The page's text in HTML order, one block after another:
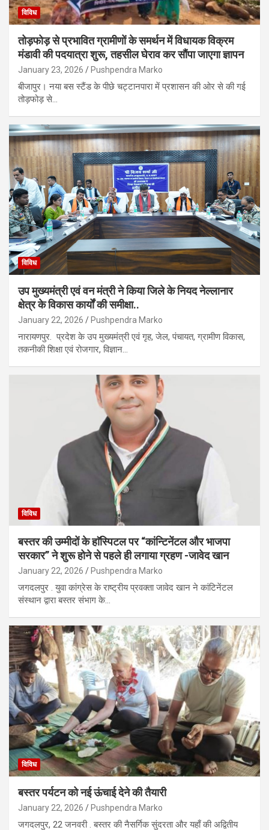
विविध
तोड़फोड़ से प्रभावित ग्रामीणों के समर्थन में विधायक विक्रम
मंडावी की पदयात्रा शुरू, तहसील घेराव कर सौंपा जाएगा ज्ञापन
January 23, 2026 Pushpendra Marko
बीजापुर। नया बस स्टैंड के पीछे चट्टानपारा में प्रशासन की ओर से की गई
तोड़फोड़ से…
विविध
उप मुख्यमंत्री एवं वन मंत्री ने किया जिले के नियद नेल्लानार
क्षेत्र के विकास कार्यों की समीक्षा..
January 22, 2026 Pushpendra Marko
नारायणपुर. प्रदेश के उप मुख्यमंत्री एवं गृह, जेल, पंचायत, ग्रामीण विकास,
तकनीकी शिक्षा एवं रोजगार, विज्ञान…
विविध
बस्तर की उम्मीदों के हाॅस्पिटल पर “कांन्टिनेंटल और भाजपा
सरकार” ने शुरू होने से पहले ही लगाया ग्रहण -जावेद खान
January 22, 2026 Pushpendra Marko
जगदलपुर . युवा कांग्रेस के राष्ट्रीय प्रवक्ता जावेद खान ने कांटिनेंटल
संस्थान द्वारा बस्तर संभाग के…
विविध
बस्तर पर्यटन को नई ऊंचाई देने की तैयारी
January 22, 2026 Pushpendra Marko
जगदलपुर, 22 जनवरी . बस्तर की नैसर्गिक सुंदरता और यहाँ की अद्वितीय